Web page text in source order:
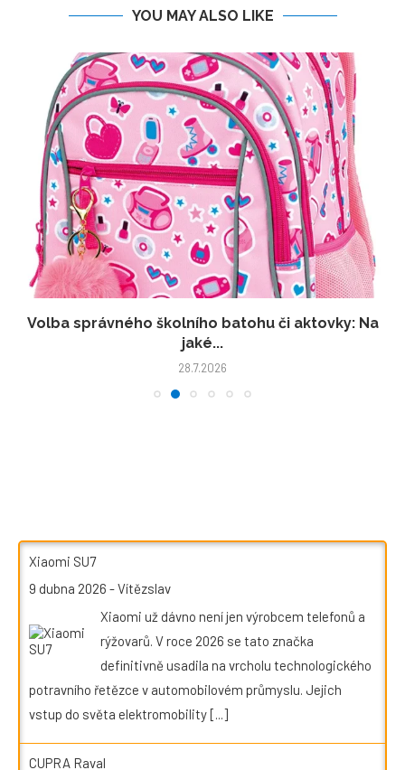
YOU MAY ALSO LIKE
Volba správného školního batohu či aktovky: Na
jaké...
28.7.2026
Xiaomi SU7
9 dubna 2026 -Vítězslav
Xiaomi už dávno není jen výrobcem telefonů a
rýžovarů. V roce 2026 se tato značka
definitivně usadila na vrcholu technologického
potravního řetězce v automobilovém průmyslu. Jejich
vstup do světa elektromobility[...]
CUPRA Raval